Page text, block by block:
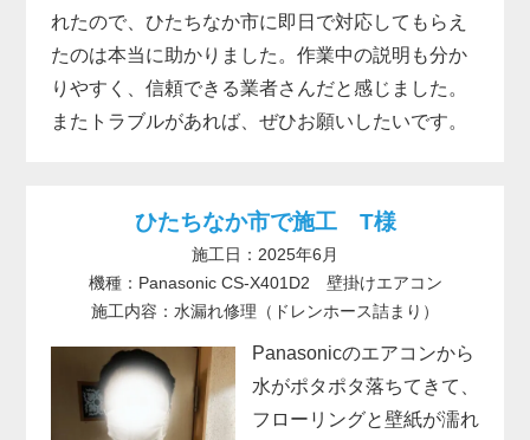
れたので、ひたちなか市に即日で対応してもらえ
たのは本当に助かりました。作業中の説明も分か
りやすく、信頼できる業者さんだと感じました。
またトラブルがあれば、ぜひお願いしたいです。
ひたちなか市で施工 T様
施工日：2025年6月
機種：Panasonic CS-X401D2 壁掛けエアコン
施工内容：水漏れ修理（ドレンホース詰まり）
Panasonicのエアコンから
水がポタポタ落ちてきて、
フローリングと壁紙が濡れ